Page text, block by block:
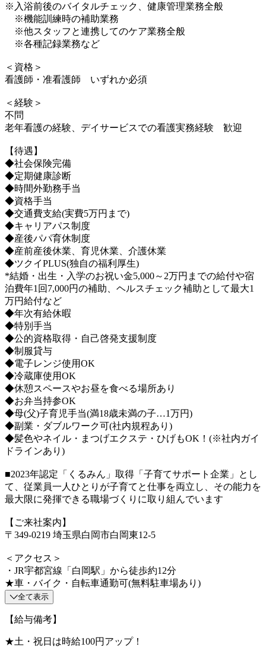
※入浴前後のバイタルチェック、健康管理業務全般
※機能訓練時の補助業務
※他スタッフと連携してのケア業務全般
※各種記録業務など
＜資格＞
看護師・准看護師 いずれか必須
＜経験＞
不問
老年看護の経験、デイサービスでの看護実務経験 歓迎
【待遇】
◆社会保険完備
◆定期健康診断
◆時間外勤務手当
◆資格手当
◆交通費支給(実費5万円まで)
◆キャリアパス制度
◆産後パパ育休制度
◆産前産後休業、育児休業、介護休業
◆ツクイPLUS(独自の福利厚生)
*結婚・出生・入学のお祝い金5,000～2万円までの給付や宿
泊費年1回7,000円の補助、ヘルスチェック補助として最大1
万円給付など
◆年次有給休暇
◆特別手当
◆公的資格取得・自己啓発支援制度
◆制服貸与
◆電子レンジ使用OK
◆冷蔵庫使用OK
◆休憩スペースやお昼を食べる場所あり
◆お弁当持参OK
◆母(父)子育児手当(満18歳未満の子…1万円)
◆副業・ダブルワーク可(社内規程あり)
◆髪色やネイル・まつげエクステ・ひげもOK！(※社内ガイ
ドラインあり)
■2023年認定「くるみん」取得「子育てサポート企業」とし
て、従業員一人ひとりが子育てと仕事を両立し、その能力を
最大限に発揮できる職場づくりに取り組んでいます
【ご来社案内】
〒349-0219 埼玉県白岡市白岡東12-5
＜アクセス＞
・JR宇都宮線「白岡駅」から徒歩約12分
★車・バイク・自転車通勤可(無料駐車場あり)
全て表示
【給与備考】
★土・祝日は時給100円アップ！